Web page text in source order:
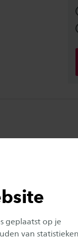
geplaatst op je
van
Eerst
In 2013 heeft zij
de
zij sinds 2015
uitmaakt van de